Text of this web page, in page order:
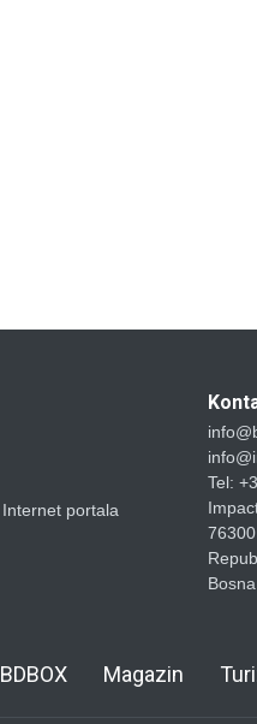
portala
Tel:
BDBOX Magazin